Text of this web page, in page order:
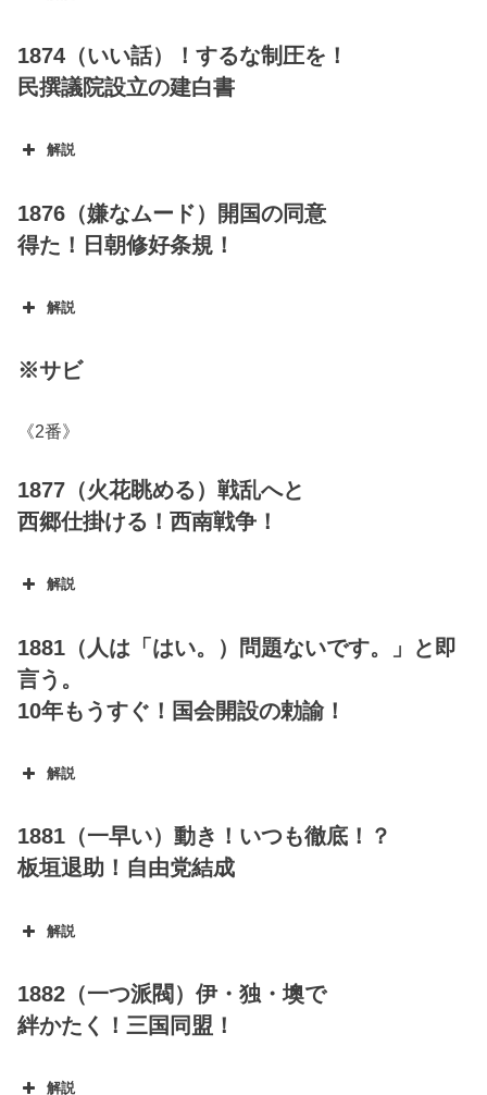
1874（いい話）！するな制圧を！
民撰議院設立の建白書
解説
1876（嫌なムード）開国の同意
得た！日朝修好条規！
解説
※サビ
《2番》
1877（火花眺める）戦乱へと
西郷仕掛ける！西南戦争！
解説
1881（人は「はい。）問題ないです。」と即
言う。
10年もうすぐ！国会開設の勅諭！
解説
1881（一早い）動き！いつも徹底！？
板垣退助！自由党結成
解説
1882（一つ派閥）伊・独・墺で
絆かたく！三国同盟！
解説